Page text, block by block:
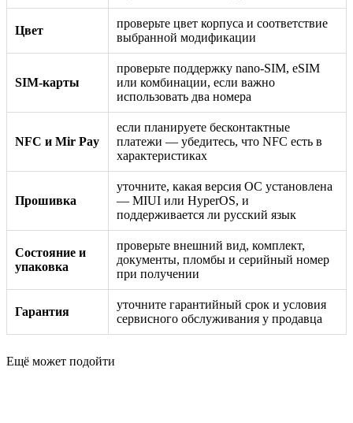
Цвет
проверьте цвет корпуса и соответствие
выбранной модификации
SIM-карты
проверьте поддержку nano-SIM, eSIM
или комбинации, если важно
использовать два номера
NFC и Mir Pay
если планируете бесконтактные
платежи — убедитесь, что NFC есть в
характеристиках
Прошивка
уточните, какая версия ОС установлена
— MIUI или HyperOS, и
поддерживается ли русский язык
Состояние и
упаковка
проверьте внешний вид, комплект,
документы, пломбы и серийный номер
при получении
Гарантия
уточните гарантийный срок и условия
сервисного обслуживания у продавца
Ещё может подойти